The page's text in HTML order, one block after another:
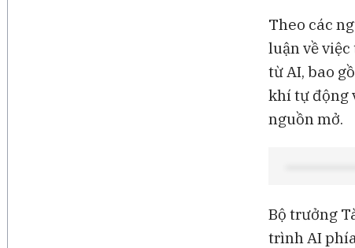
Theo các
luận về
từ AI, bao
khí tự động
nguồn mở.
Bộ trưởng
trình AI